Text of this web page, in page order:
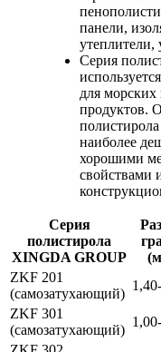
панели,
утеплители,
Серия
для морских
продуктов.
наиболее
хорошими
свойствами
Серия
полистирола
XINGDA GROUP
ZKF 201
(самозатухающий)
ZKF 301
(самозатухающий)